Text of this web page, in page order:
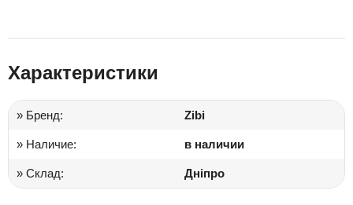
Характеристики
» Бренд: Zibi
» Наличие: в наличии
» Склад: Дніпро